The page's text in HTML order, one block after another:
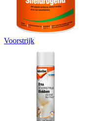
Voorstrijk